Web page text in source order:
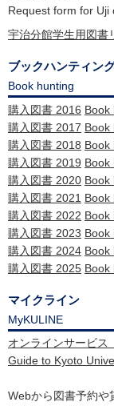
Request form for Uji
宇治分館学生用図書
ブックハンティン
Book hunting
購入図書 2016 Book
購入図書 2017 Book
購入図書 2018 Book
購入図書 2019 Book
購入図書 2020 Book
購入図書 2021 Book
購入図書 2022 Book
購入図書 2023 Book
購入図書 2024 Book
購入図書 2025 Book
マイクライン
MyKULINE
オンラインサービス
Guide to Kyoto
Webから図書予約や